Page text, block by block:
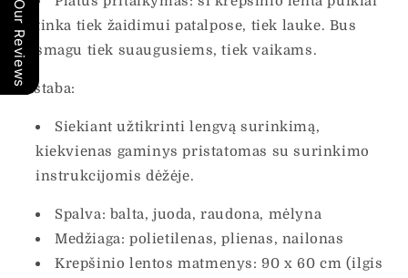
tinka tiek žaidimui patalpose, tiek lauke. Bus
smagu tiek suaugusiems, tiek vaikams.
Pastaba:
Siekiant užtikrinti lengvą surinkimą,
kiekvienas gaminys pristatomas su surinkimo
instrukcijomis dėžėje.
Spalva: balta, juoda, raudona, mėlyna
Medžiaga: polietilenas, plienas, nailonas
Krepšinio lentos matmenys: 90 x 60 cm (ilgis
Our Reviews